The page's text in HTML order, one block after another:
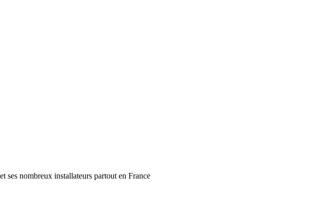
ses nombreux installateurs partout en France